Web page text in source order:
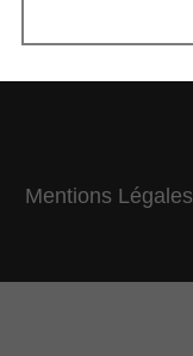
Mentions Légales